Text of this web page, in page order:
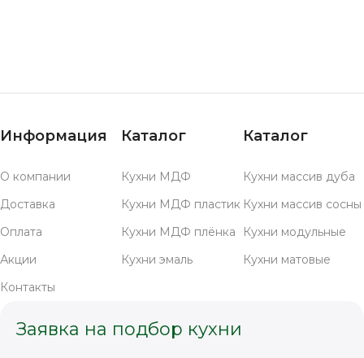
Информация
О компании
Доставка
Оплата
Акции
Контакты
Каталог
Кухни МДФ
Кухни МДФ пластик
Кухни МДФ плёнка
Кухни эмаль
Каталог
Кухни массив дуба
Кухни массив сосны
Кухни модульные
Кухни матовые
Заявка на подбор кухни